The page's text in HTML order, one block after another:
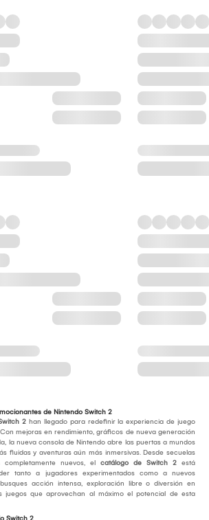
de Nintendo Switch 2
2 han llegado para redefinir la experiencia de juego
mejoras en rendimiento, gráficos de nueva generación
la nueva consola de Nintendo abre las puertas a mundos
fluidas y aventuras aún más inmersivas. Desde secuelas
completamente nuevos, el catálogo de Switch 2 está
tanto a jugadores experimentados como a nuevos
acción intensa, exploración libre o diversión en
juegos que aprovechan al máximo el potencial de esta